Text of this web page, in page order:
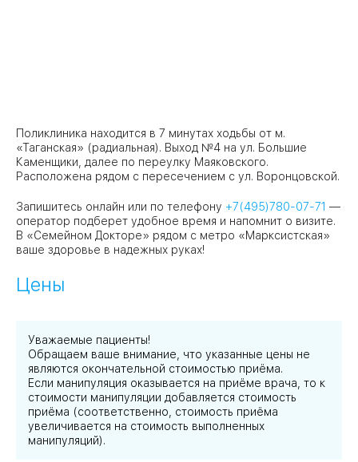
Поликлиника находится в 7 минутах ходьбы от м.
«Таганская» (радиальная). Выход №4 на ул. Большие
Каменщики, далее по переулку Маяковского.
Расположена рядом с пересечением с ул. Воронцовской.
Запишитесь онлайн или по телефону +7(495)780-07-71 —
оператор подберет удобное время и напомнит о визите.
В «Семейном Докторе» рядом с метро «Марксистская»
ваше здоровье в надежных руках!
Цены
Уважаемые пациенты!
Обращаем ваше внимание, что указанные цены не
являются окончательной стоимостью приёма.
Если манипуляция оказывается на приёме врача, то к
стоимости манипуляции добавляется стоимость
приёма (соответственно, стоимость приёма
увеличивается на стоимость выполненных
манипуляций).